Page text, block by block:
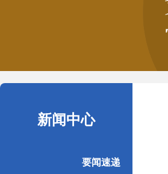
新闻中心
要闻速递